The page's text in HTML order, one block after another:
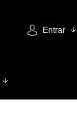
Entrar